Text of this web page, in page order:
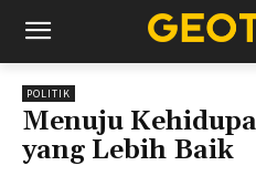
POLITIK
Menuju
yang Lebih Baik